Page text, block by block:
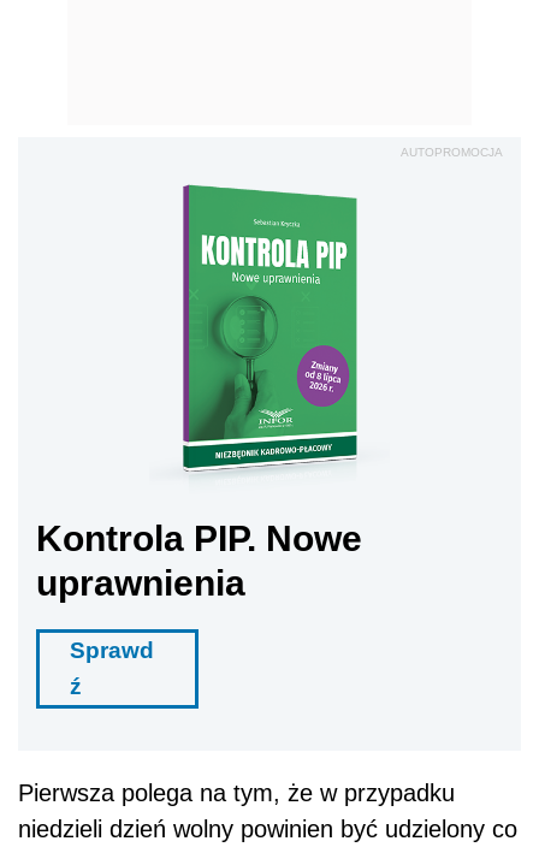
AUTOPROMOCJA
Kontrola PIP. Nowe
uprawnienia
Sprawd
ź
Pierwsza polega na tym, że w przypadku
niedzieli dzień wolny powinien być udzielony co